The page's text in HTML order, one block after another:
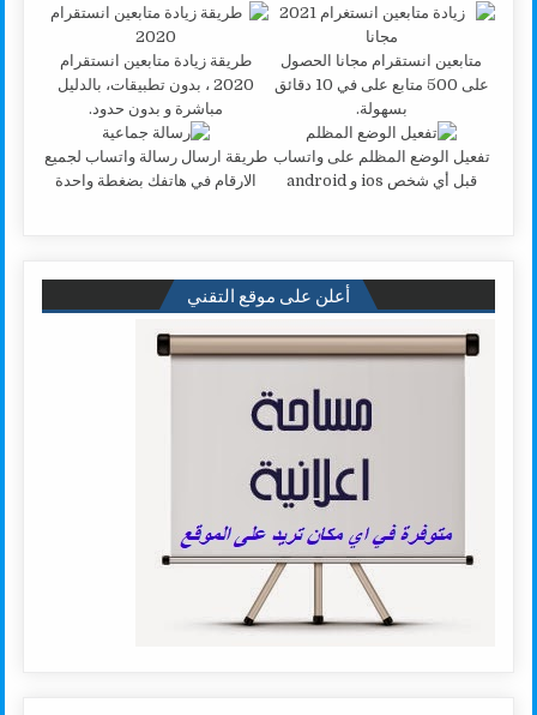
متابعين انستقرام مجانا الحصول
على 500 متابع على في 10 دقائق
بسهولة.
طريقة زيادة متابعين انستقرام
2020 ، بدون تطبيقات، بالدليل
مباشرة و بدون حدود.
تفعيل الوضع المظلم على واتساب
قبل أي شخص ios و android
طريقة ارسال رسالة واتساب لجميع
الارقام في هاتفك بضغطة واحدة
أعلن على موقع التقني